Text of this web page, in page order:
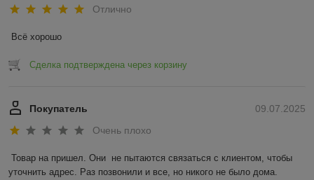
Отлично
Всё хорошо
Сделка подтверждена через корзину
09.07.2025
Покупатель
Очень плохо
Товар на пришел. Они  не пытаются связаться с клиентом, чтобы
уточнить адрес. Раз позвонили и все, но никого не было дома.